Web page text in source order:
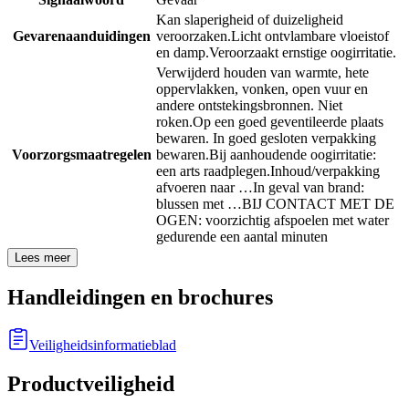
Gevarenaanduidingen
Kan slaperigheid of duizeligheid
veroorzaken.Licht ontvlambare vloeistof
en damp.Veroorzaakt ernstige oogirritatie.
Voorzorgsmaatregelen
Verwijderd houden van warmte, hete
oppervlakken, vonken, open vuur en
andere ontstekingsbronnen. Niet
roken.Op een goed geventileerde plaats
bewaren. In goed gesloten verpakking
bewaren.Bij aanhoudende oogirritatie:
een arts raadplegen.Inhoud/verpakking
afvoeren naar …In geval van brand:
blussen met …BIJ CONTACT MET DE
OGEN: voorzichtig afspoelen met water
gedurende een aantal minuten
Lees meer
Handleidingen en brochures
Veiligheidsinformatieblad
Productveiligheid